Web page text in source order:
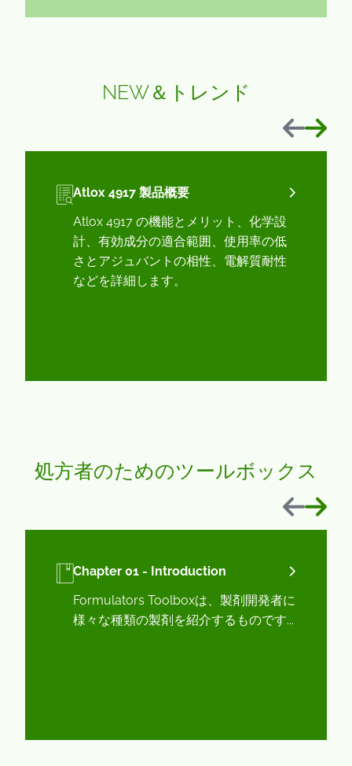
NEW＆トレンド
前へ次へ
Atlox 4917 製品概要
Atlox 4917 の機能とメリット、化学設
計、有効成分の適合範囲、使用率の低
さとアジュバントの相性、電解質耐性
などを詳細します。
処方者のためのツールボックス
前へ次へ
Chapter 01 - Introduction
Formulators Toolboxは、製剤開発者に
様々な種類の製剤を紹介するものです...